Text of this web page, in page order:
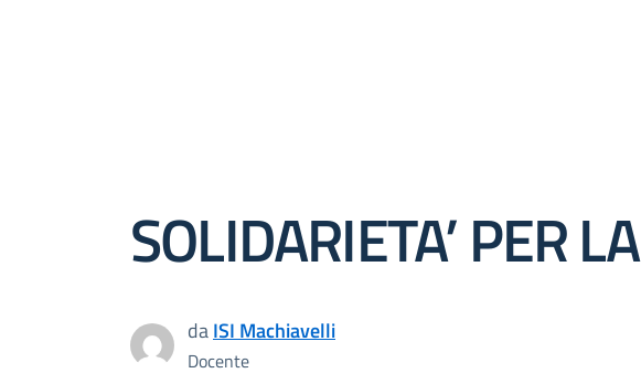
SOLIDARIETA’ PER
daISI Machiavelli
Docente